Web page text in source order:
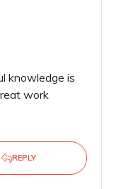
knowledge is
work
REPLY